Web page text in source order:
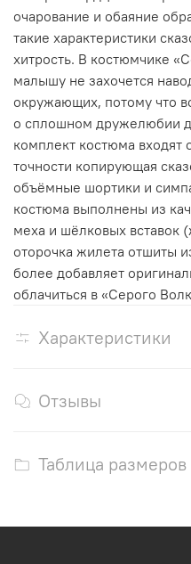
очарование и обаяние
такие характеристики
хитрость. В костюмчике
малышу не захочется
окружающих, потому что
о сплошном дружелюбии
комплект костюма входят
точности копирующая
объёмные шортики и
костюма выполнены из
меха и шёлковых вставок
оторочка жилета отшиты
более добавляет
облачиться в «Серого
Характеристики
Отзывы
Таблица размеров